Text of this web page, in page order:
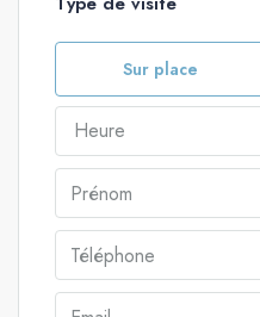
Sur place
Heure